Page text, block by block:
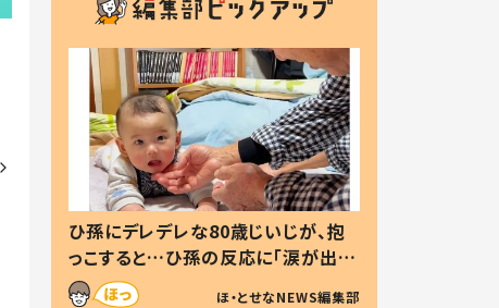
ひ孫にデレデレな80歳じいじが、抱
っこすると…ひ孫の反応に「涙が出ま
した」「可愛くて仕方ない」
ほ・とせなNEWS編集部